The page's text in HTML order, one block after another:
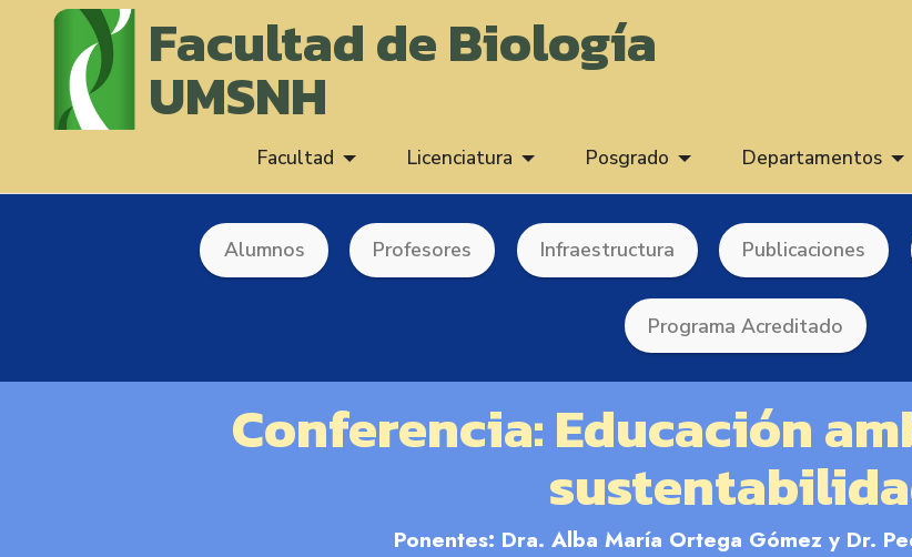
Facultad de Biología
UMSNH
Facultad Licenciatura Posgrado Departamentos
Alumnos Profesores Infraestructura Publicaciones
Programa Acreditado
Conferencia: Educación
Ponentes: Dra. Alba María Ortega Gómez y Dr.